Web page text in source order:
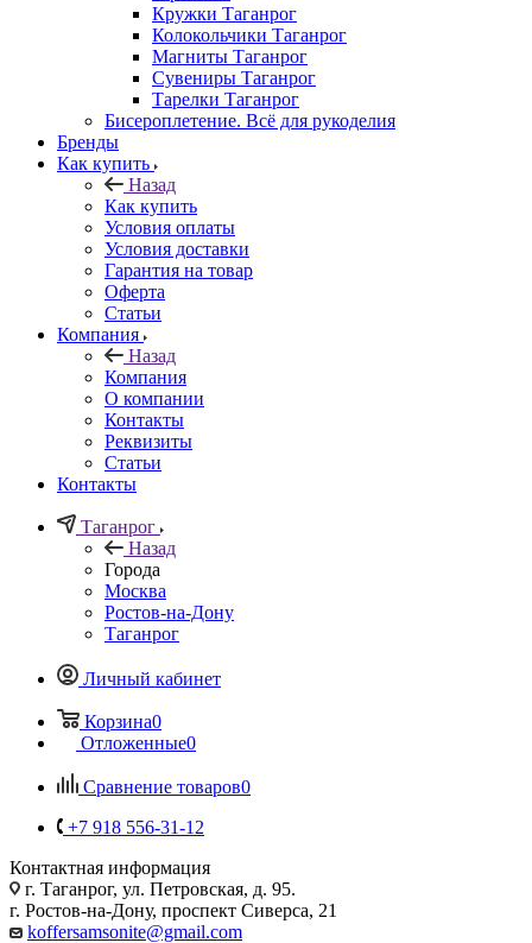
Кружки Таганрог
Колокольчики Таганрог
Магниты Таганрог
Сувениры Таганрог
Тарелки Таганрог
Бисероплетение. Всё для рукоделия
Бренды
Как купить
Назад
Как купить
Условия оплаты
Условия доставки
Гарантия на товар
Оферта
Статьи
Компания
Назад
Компания
О компании
Контакты
Реквизиты
Статьи
Контакты
Таганрог
Назад
Города
Москва
Ростов-на-Дону
Таганрог
Личный кабинет
Корзина0
Отложенные0
Сравнение товаров0
+7 918 556-31-12
Контактная информация
г. Таганрог, ул. Петровская, д. 95.
г. Ростов-на-Дону, проспект Сиверса, 21
koffersamsonite@gmail.com